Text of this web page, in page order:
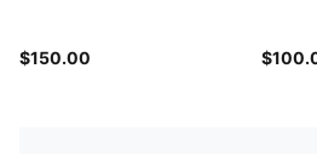
$150.00